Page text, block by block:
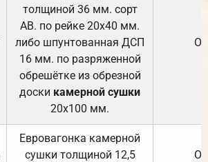
толщиной 36 мм. сорт
АВ. по рейке 20х40 мм.
либо шпунтованная ДСП
16 мм. по разряженной
обрешётке из обрезной
доски камерной сушки
20х100 мм.
Евровагонка камерной
сушки толщиной 12,5